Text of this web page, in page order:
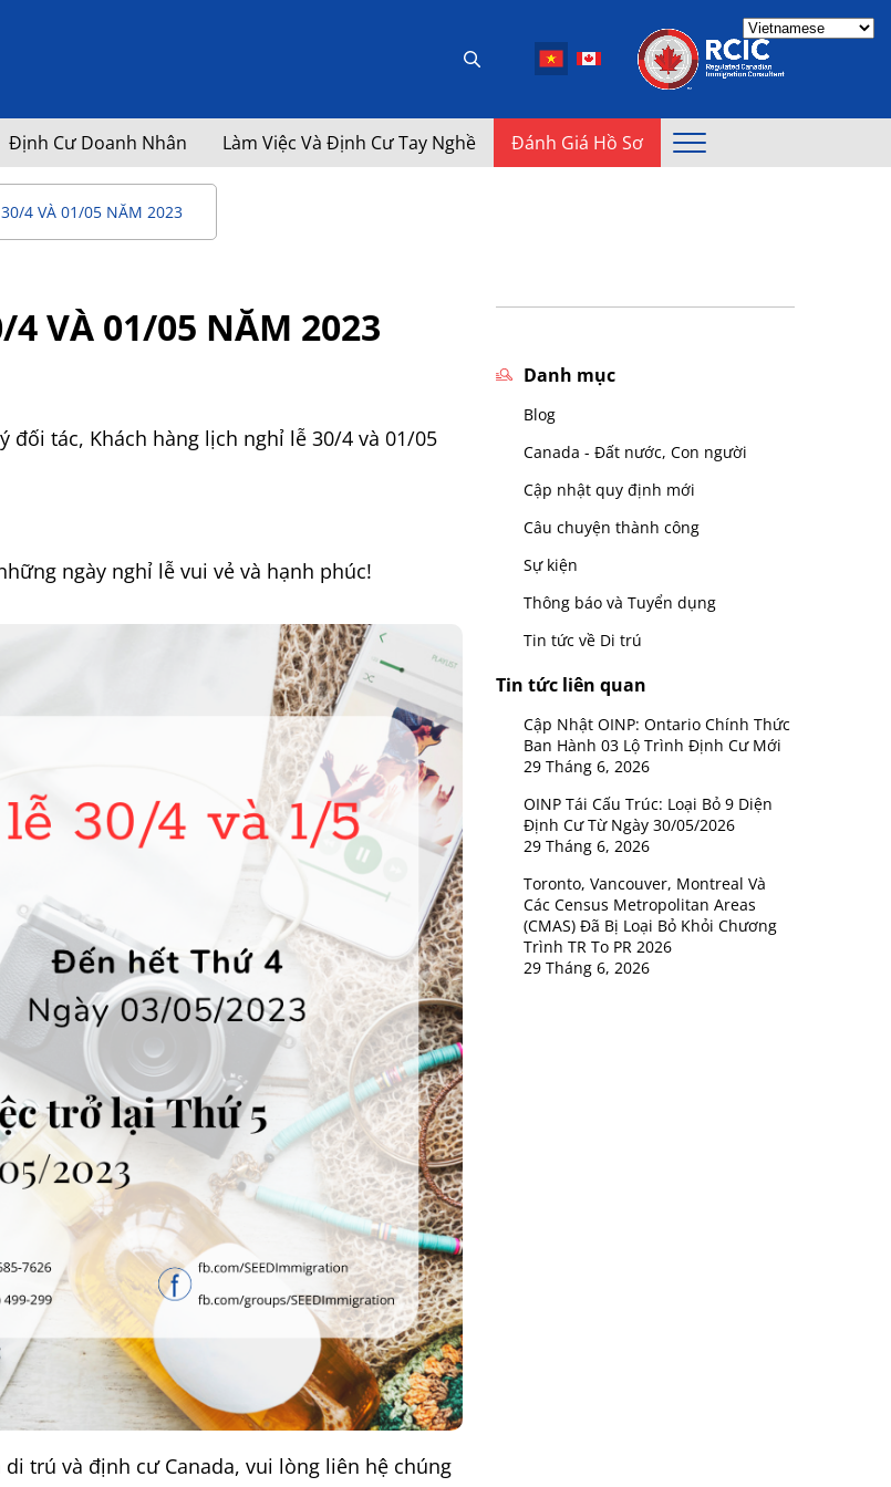
Định Cư Doanh Nhân Làm Việc Và Định Cư Tay Nghề Đánh Giá Hồ Sơ
4 VÀ 01/05 NĂM 2023
4 VÀ 01/05 NĂM 2023
đối tác, Khách hàng lịch nghỉ lễ 30/4 và 01/05
ngày nghỉ lễ vui vẻ và hạnh phúc!
trú và định cư Canada, vui lòng liên hệ chúng
Danh mục
Blog
Canada - Đất nước, Con người
Cập nhật quy định mới
Câu chuyện thành công
Sự kiện
Thông báo và Tuyển dụng
Tin tức về Di trú
Tin tức liên quan
Cập Nhật OINP: Ontario Chính Thức
Ban Hành 03 Lộ Trình Định Cư Mới
29 Tháng 6, 2026
OINP Tái Cấu Trúc: Loại Bỏ 9 Diện
Định Cư Từ Ngày 30/05/2026
29 Tháng 6, 2026
Toronto, Vancouver, Montreal Và
Các Census Metropolitan Areas
(CMAS) Đã Bị Loại Bỏ Khỏi Chương
Trình TR To PR 2026
29 Tháng 6, 2026